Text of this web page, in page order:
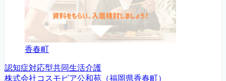
香春町
認知症対応型共同生活介護
株式会社コスモピア公和苑（福岡県香春町）